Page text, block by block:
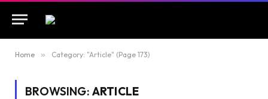
Home » Category: "Article" (Page 173)
BROWSING: ARTICLE